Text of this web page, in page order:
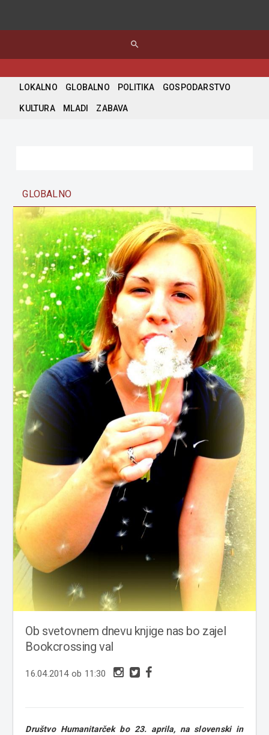
search
LOKALNO GLOBALNO POLITIKA GOSPODARSTVO
KULTURA MLADI ZABAVA
GLOBALNO
Ob svetovnem dnevu knjige nas bo zajel
Bookcrossing val
16.04.2014 ob 11:30
Društvo Humanitarček bo 23. aprila, na slovenski in